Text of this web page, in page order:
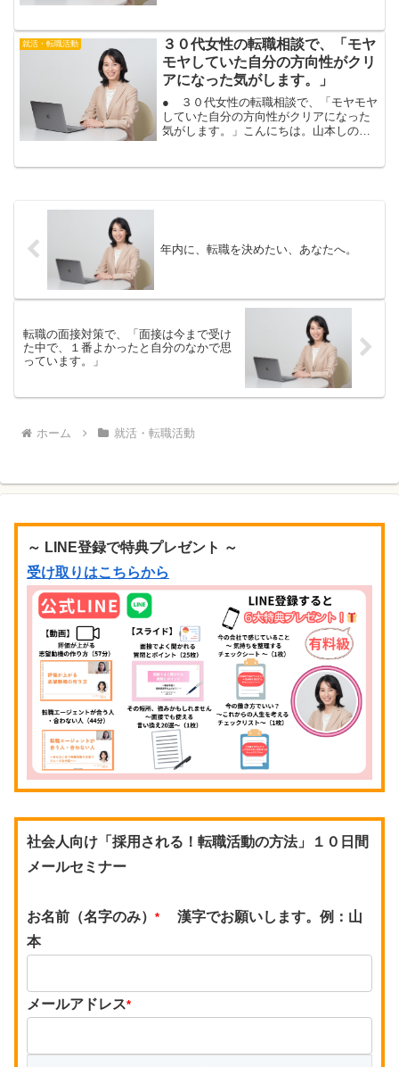
集団面接に苦手意識を持...
就活・転職活動
３０代女性の転職相談で、「モヤ
モヤしていた自分の方向性がクリ
アになった気がします。」
● ３０代女性の転職相談で、「モヤモヤ
していた自分の方向性がクリアになった
気がします。」こんにちは。山本しのぶ
不満を感じていたり、転職を考えている
年内に、転職を決めたい、あなたへ。
転職の面接対策で、「面接は今まで受け
た中で、１番よかったと自分のなかで思
っています。」
ホーム 就活・転職活動
～ LINE登録で特典プレゼント ～
受け取りはこちらから
社会人向け「採用される！転職活動の方法」１０日間
メールセミナー
お名前（名字のみ） *
漢字でお願いします。例：山
本
メールアドレス*